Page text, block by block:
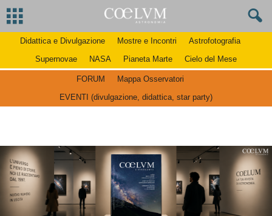
Didattica e Divulgazione Mostre e Incontri
Astrofotografia
Supernovae
NASA Pianeta Marte Cielo del Mese
FORUM
Mappa Osservatori
EVENTI (divulgazione, didattica, star party)